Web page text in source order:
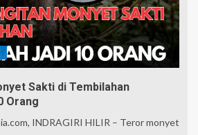
Sakti di Tembilahan
Orang
INDRAGIRI HILIR – Teror monyet